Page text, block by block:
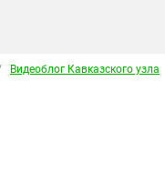
Видеоблог Кавказского узла